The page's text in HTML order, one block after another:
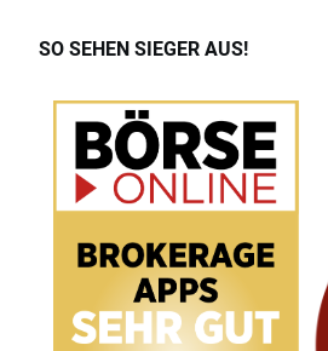
SO SEHEN SIEGER AUS!